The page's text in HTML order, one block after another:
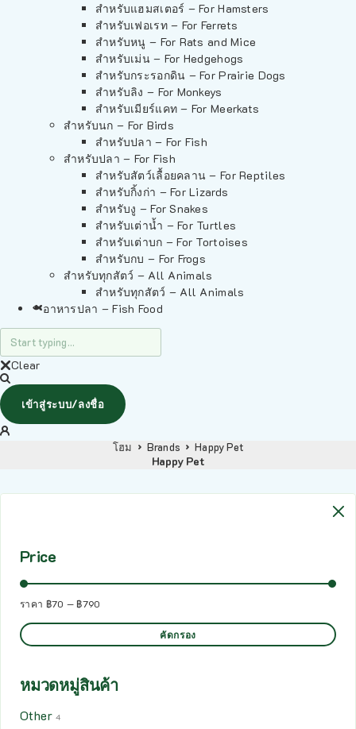
สำหรับแฮมสเตอร์ – For Hamsters
สำหรับเฟอเรท – For Ferrets
สำหรับหนู – For Rats and Mice
สำหรับเม่น – For Hedgehogs
สำหรับกระรอกดิน – For Prairie Dogs
สำหรับลิง – For Monkeys
สำหรับเมียร์แคท – For Meerkats
สำหรับนก – For Birds
สำหรับปลา – For Fish
สำหรับปลา – For Fish
สำหรับสัตว์เลื้อยคลาน – For Reptiles
สำหรับกิ้งก่า – For Lizards
สำหรับงู – For Snakes
สำหรับเต่าน้ำ – For Turtles
สำหรับเต่าบก – For Tortoises
สำหรับกบ – For Frogs
สำหรับทุกสัตว์ – All Animals
สำหรับทุกสัตว์ – All Animals
อาหารปลา – Fish Food
Clear
เข้าสู่ระบบ/ลงชื่อ
โฮม Brands Happy Pet
Happy Pet
Price
คัดกรอง
ราคา ฿70 — ฿790
หมวดหมู่สินค้า
Other 4